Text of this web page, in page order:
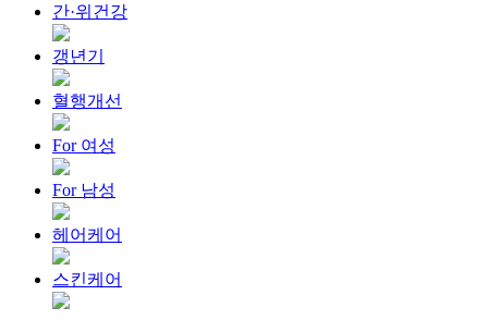
간·위건강
갱년기
혈행개선
For 여성
For 남성
헤어케어
스킨케어